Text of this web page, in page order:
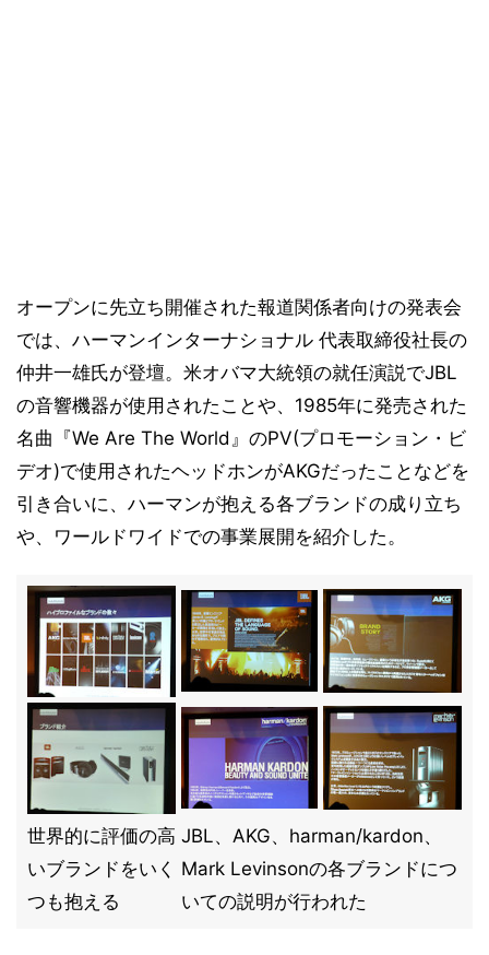
オープンに先立ち開催された報道関係者向けの発表会
では、ハーマンインターナショナル 代表取締役社長の
仲井一雄氏が登壇。米オバマ大統領の就任演説でJBL
の音響機器が使用されたことや、1985年に発売された
名曲『We Are The World』のPV(プロモーション・ビ
デオ)で使用されたヘッドホンがAKGだったことなどを
引き合いに、ハーマンが抱える各ブランドの成り立ち
や、ワールドワイドでの事業展開を紹介した。
世界的に評価の高
いブランドをいく
つも抱える
JBL、AKG、harman/kardon、
Mark Levinsonの各ブランドにつ
いての説明が行われた